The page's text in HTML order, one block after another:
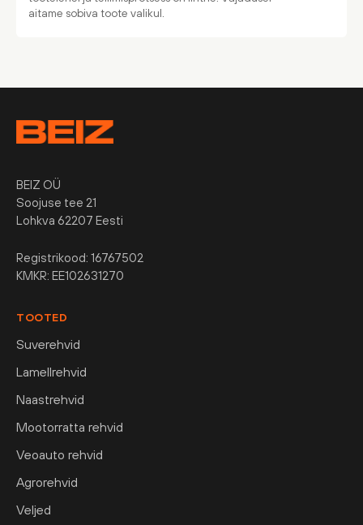
aitame sobiva toote valikul.
BEIZ OÜ
Soojuse tee 21
Lohkva 62207 Eesti
Registrikood: 16767502
KMKR: EE102631270
TOOTED
Suverehvid
Lamellrehvid
Naastrehvid
Mootorratta rehvid
Veoauto rehvid
Agrorehvid
Veljed